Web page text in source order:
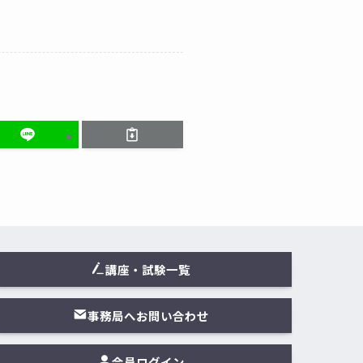
講座・試験一覧
事務局へお問い合わせ